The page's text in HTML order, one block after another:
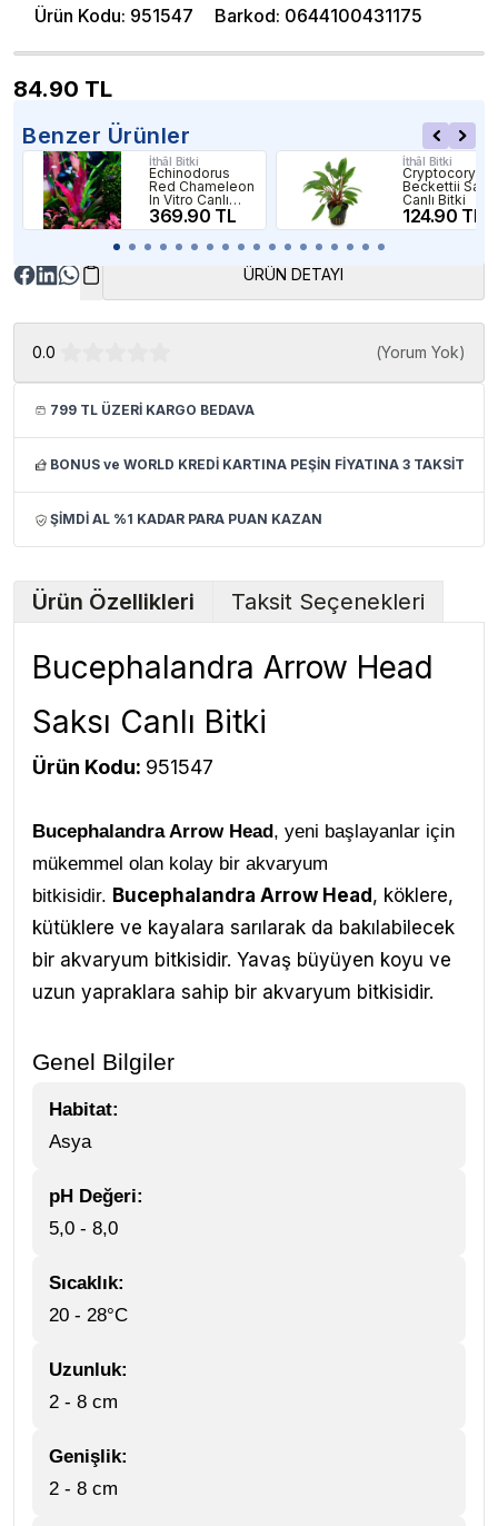
Ürün Kodu: 951547 Barkod: 0644100431175
84.90 TL
Benzer Ürünler
İthâl Bitki
Echinodorus
Red Chameleon
In Vitro Canlı
Bitki
369.90 TL
İthâl Bitki
Cryptocoryne
Beckettii Saksı
Canlı Bitki
124.90 TL
ÜRÜN DETAYI
0.0 (Yorum Yok)
799 TL ÜZERİ KARGO BEDAVA
BONUS ve WORLD KREDİ KARTINA PEŞİN FİYATINA 3 TAKSİT
ŞİMDİ AL %1 KADAR PARA PUAN KAZAN
Ürün Özellikleri Taksit Seçenekleri
Bucephalandra Arrow Head
Saksı Canlı Bitki
Ürün Kodu: 951547
Bucephalandra Arrow Head, yeni başlayanlar için
mükemmel olan kolay bir akvaryum
bitkisidir. Bucephalandra Arrow Head, köklere,
kütüklere ve kayalara sarılarak da bakılabilecek
bir akvaryum bitkisidir. Yavaş büyüyen koyu ve
uzun yapraklara sahip bir akvaryum bitkisidir.
Genel Bilgiler
Habitat:
Asya
pH Değeri:
5,0 - 8,0
Sıcaklık:
20 - 28°C
Uzunluk:
2 - 8 cm
Genişlik:
2 - 8 cm